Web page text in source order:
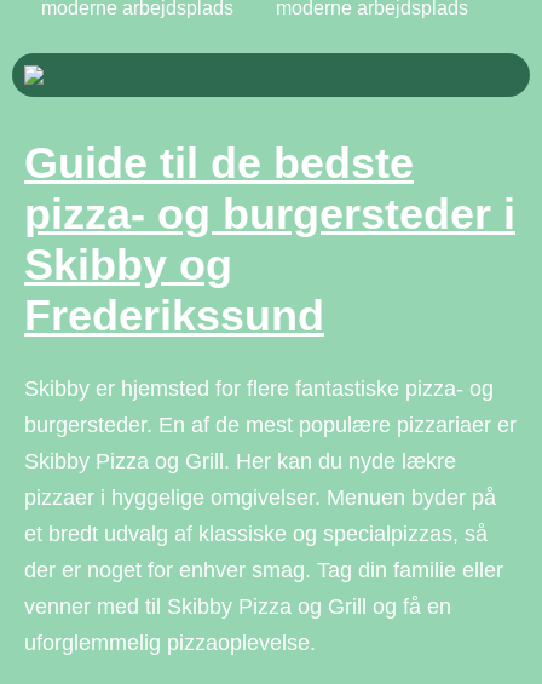
moderne arbejdsplads
moderne arbejdsplads
Guide til de bedste
pizza- og burgersteder i
Skibby og
Frederikssund
Skibby er hjemsted for flere fantastiske pizza- og
burgersteder. En af de mest populære pizzariaer er
Skibby Pizza og Grill. Her kan du nyde lækre
pizzaer i hyggelige omgivelser. Menuen byder på
et bredt udvalg af klassiske og specialpizzas, så
der er noget for enhver smag. Tag din familie eller
venner med til Skibby Pizza og Grill og få en
uforglemmelig pizzaoplevelse.